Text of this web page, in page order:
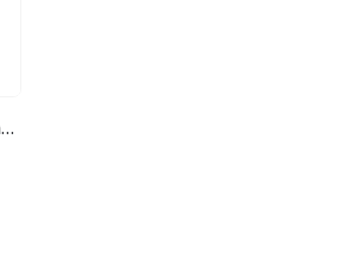
3SB3420-1PC Portalámparas